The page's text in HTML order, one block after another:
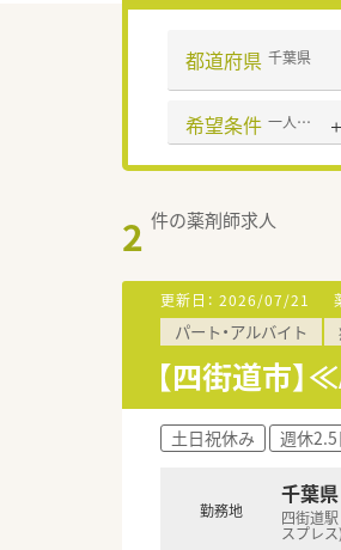
都道府県 千葉県
希望条件 一人薬剤師
2 件の薬剤師求人
更新日： 2026/07/21
パート・アルバイト
【四街道市
土日祝休み 週休
勤務地
千葉
四街道
スプレス)